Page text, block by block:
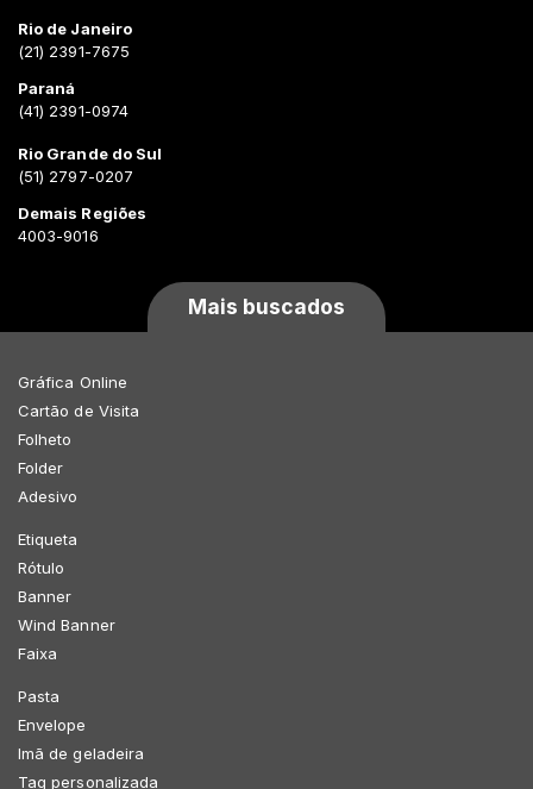
Rio de Janeiro
(21) 2391-7675
Paraná
(41) 2391-0974
Rio Grande do Sul
(51) 2797-0207
Demais Regiões
4003-9016
Mais buscados
Gráfica Online
Cartão de Visita
Folheto
Folder
Adesivo
Etiqueta
Rótulo
Banner
Wind Banner
Faixa
Pasta
Envelope
Imã de geladeira
Tag personalizada